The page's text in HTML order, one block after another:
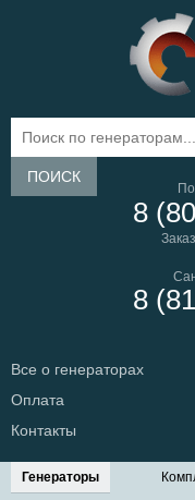
ПОИСК
8
8
Все о генераторах
Оплата
Контакты
Генераторы